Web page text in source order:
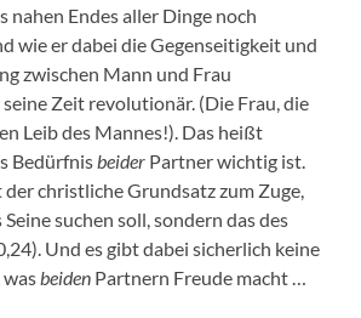
nahen Endes aller Dinge noch
wie er dabei die Gegenseitigkeit und
zwischen Mann und Frau
Zeit revolutionär. (Die Frau, die
Leib des Mannes!). Das heißt
Bedürfnisbeider Partner wichtig ist.
der christliche Grundsatz zum Zuge,
suchen soll, sondern das des
Und es gibt dabei sicherlich keine
wasbeiden Partnern Freude macht …